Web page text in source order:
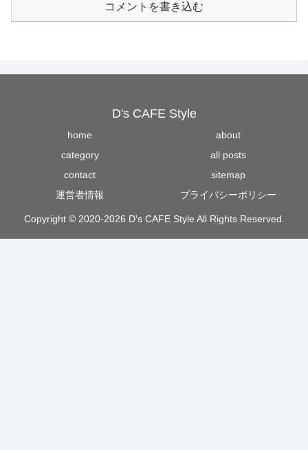
コメントを書き込む
D's CAFE Style
home
about
category
all posts
contact
sitemap
運営者情報
プライバシーポリシー
Copyright © 2020-2026 D's CAFE Style All Rights Reserved.